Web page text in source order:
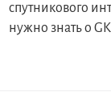
спутникового
нужно знать о